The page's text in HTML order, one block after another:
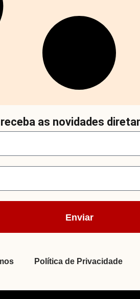
as novidades
Enviar
Política de Privacidade